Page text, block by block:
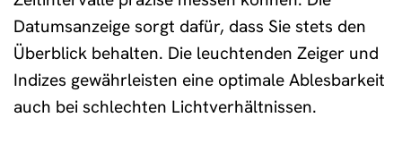
Datumsanzeige sorgt dafür, dass Sie stets den
Überblick behalten. Die leuchtenden Zeiger und
Indizes gewährleisten eine optimale Ablesbarkeit
auch bei schlechten Lichtverhältnissen.